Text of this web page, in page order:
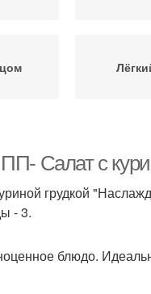
Салат с
грудкой
- 3.
блюдо.